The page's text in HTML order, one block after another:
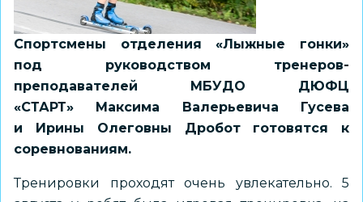
Спортсмены отделения «Лыжные гонки»
под руководством тренеров-
преподавателей МБУДО ДЮФЦ
«СТАРТ» Максима Валерьевича Гусева
и Ирины Олеговны Дробот
готовятся к
соревнованиям.
Тренировки проходят очень увлекательно. 5